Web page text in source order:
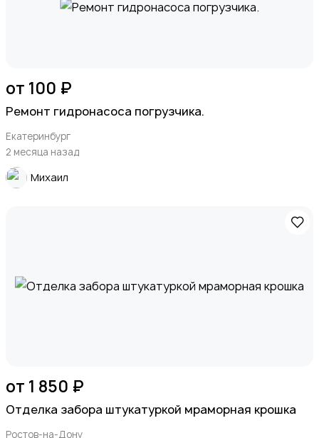
от 100 ₽
Ремонт гидронасоса погрузчика.
Екатеринбург
2 месяца назад
Михаил
от 1 850 ₽
Отделка забора штукатуркой мраморная крошка
Ростов-на-Дону